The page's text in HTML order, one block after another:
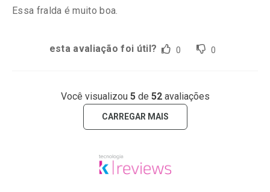
Essa fralda é muito boa.
esta avaliação foi útil? 0 0
Você visualizou 5de 52avaliações
CARREGAR MAIS